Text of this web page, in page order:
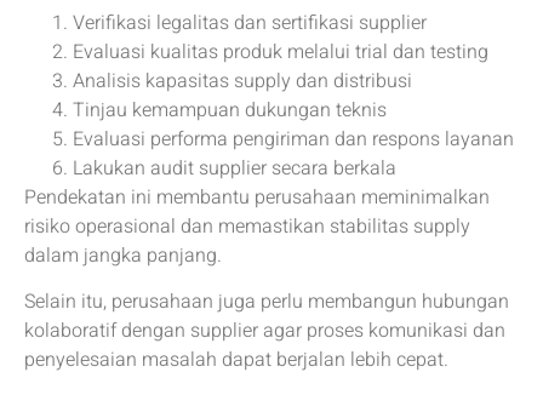
Verifikasi legalitas dan sertifikasi supplier
Evaluasi kualitas produk melalui trial dan testing
Analisis kapasitas supply dan distribusi
Tinjau kemampuan dukungan teknis
Evaluasi performa pengiriman dan respons layanan
Lakukan audit supplier secara berkala
Pendekatan ini membantu perusahaan meminimalkan
risiko operasional dan memastikan stabilitas supply
dalam jangka panjang.
Selain itu, perusahaan juga perlu membangun hubungan
kolaboratif dengan supplier agar proses komunikasi dan
penyelesaian masalah dapat berjalan lebih cepat.